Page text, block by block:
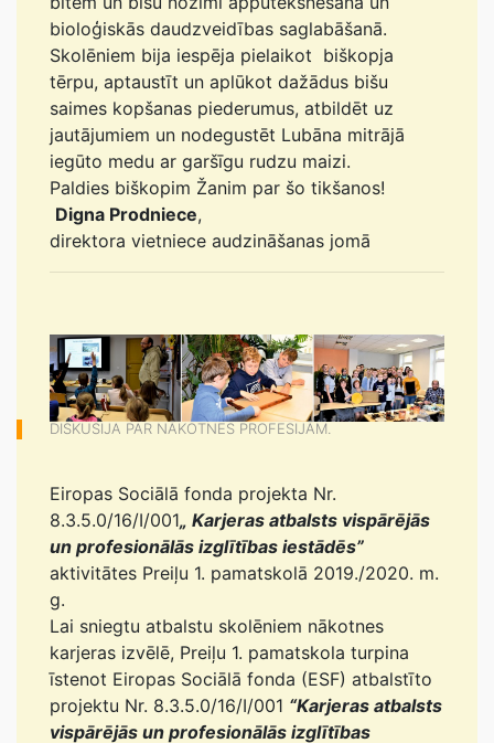
bioloģiskās daudzveidības saglabāšanā.
Skolēniem bija iespēja pielaikot biškopja
tērpu, aptaustīt un aplūkot dažādus bišu
saimes kopšanas piederumus, atbildēt uz
jautājumiem un nodegustēt Lubāna mitrājā
iegūto medu ar garšīgu rudzu maizi.
Paldies biškopim Žanim par šo tikšanos!
Digna Prodniece,
direktora vietniece audzināšanas jomā
DISKUSIJA PAR NĀKOTNES PROFESIJĀM.
Eiropas Sociālā fonda projekta Nr.
8.3.5.0/16/I/001„ Karjeras atbalsts vispārējās
un profesionālās izglītības iestādēs”
aktivitātes Preiļu 1. pamatskolā 2019./2020. m.
g.
Lai sniegtu atbalstu skolēniem nākotnes
karjeras izvēlē, Preiļu 1. pamatskola turpina
īstenot Eiropas Sociālā fonda (ESF) atbalstīto
projektu Nr. 8.3.5.0/16/I/001 “Karjeras atbalsts
vispārējās un profesionālās izglītības